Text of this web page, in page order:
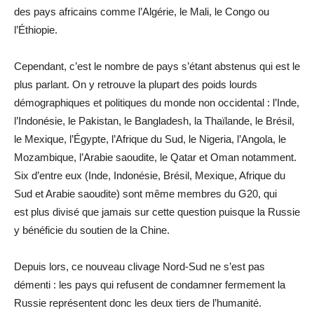
des pays africains comme l’Algérie, le Mali, le Congo ou
l’Éthiopie.
Cependant, c’est le nombre de pays s’étant abstenus qui est le
plus parlant. On y retrouve la plupart des poids lourds
démographiques et politiques du monde non occidental : l’Inde,
l’Indonésie, le Pakistan, le Bangladesh, la Thaïlande, le Brésil,
le Mexique, l’Égypte, l’Afrique du Sud, le Nigeria, l’Angola, le
Mozambique, l’Arabie saoudite, le Qatar et Oman notamment.
Six d’entre eux (Inde, Indonésie, Brésil, Mexique, Afrique du
Sud et Arabie saoudite) sont même membres du G20, qui
est plus divisé que jamais sur cette question puisque la Russie
y bénéficie du soutien de la Chine.
Depuis lors, ce nouveau clivage Nord-Sud ne s’est pas
démenti : les pays qui refusent de condamner fermement la
Russie représentent donc les deux tiers de l’humanité.